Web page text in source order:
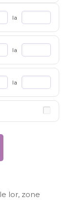
la
la
la
lor, zone